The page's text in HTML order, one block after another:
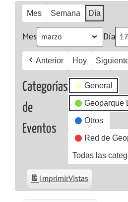
Mes Semana Día
Mes Día
Anterior Hoy
Categorías
de
Eventos
General
Geoparque
Otros
Red de
Todas las
ImprimirVistas